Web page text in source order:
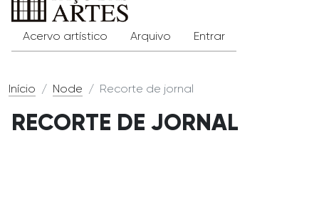
Exibição pública
Acervo artístico Arquivo Menu de conta
Entrar
Início Node Recorte de jornal
RECORTE DE JORNAL